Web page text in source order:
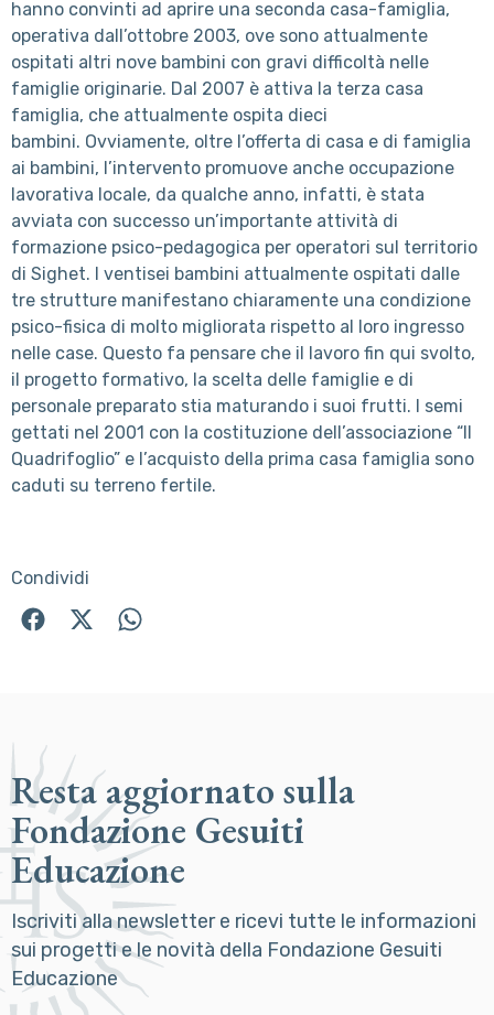
hanno convinti ad aprire una seconda casa-famiglia,
operativa dall’ottobre 2003, ove sono attualmente
ospitati altri nove bambini con gravi difficoltà nelle
famiglie originarie. Dal 2007 è attiva la terza casa
famiglia, che attualmente ospita dieci
bambini. Ovviamente, oltre l’offerta di casa e di famiglia
ai bambini, l’intervento promuove anche occupazione
lavorativa locale, da qualche anno, infatti, è stata
avviata con successo un’importante attività di
formazione psico-pedagogica per operatori sul territorio
di Sighet. I ventisei bambini attualmente ospitati dalle
tre strutture manifestano chiaramente una condizione
psico-fisica di molto migliorata rispetto al loro ingresso
nelle case. Questo fa pensare che il lavoro fin qui svolto,
il progetto formativo, la scelta delle famiglie e di
personale preparato stia maturando i suoi frutti. I semi
gettati nel 2001 con la costituzione dell’associazione “Il
Quadrifoglio” e l’acquisto della prima casa famiglia sono
caduti su terreno fertile.
Condividi
Resta aggiornato sulla
Fondazione Gesuiti
Educazione
Iscriviti alla newsletter e ricevi tutte le informazioni
sui progetti e le novità della Fondazione Gesuiti
Educazione